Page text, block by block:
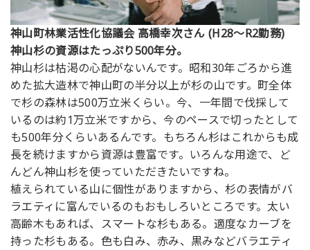
神山町林業活性化協議会 高橋幸次さん (H28～R2勤務)
神山杉の資源はたっぷり500年分。
神山杉は枯渇の心配がないんです。昭和30年ごろから進
めた拡大造林で神山町の半分以上が杉の山です。町全体
で杉の森林は500万立米くらい。今、一年間で伐採して
いるのは約1万立米ですから、今のペースで切ったとして
も500年分くらいあるんです。もちろん杉はこれからも成
長を続けますから資源は豊富です。いろんな用途で、ど
んどん神山杉を使っていただきたいですね。
植えられている山に個性がありますから、杉の表情がバ
ラエティに富んでいるのもおもしろいところです。太い
高齢木もあれば、スマートな杉もある。適度なカーブを
持った杉もある。色も白み、赤み、黒みなどバラエティ